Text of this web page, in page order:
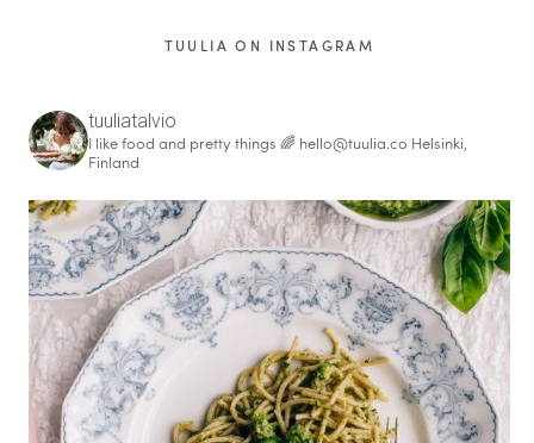
TUULIA ON INSTAGRAM
tuuliatalvio
I like food and pretty things 🌈 hello@tuulia.co Helsinki,
Finland